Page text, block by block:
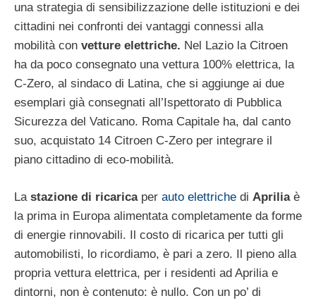
una strategia di sensibilizzazione delle istituzioni e dei
cittadini nei confronti dei vantaggi connessi alla
mobilità con vetture elettriche. Nel Lazio la Citroen
ha da poco consegnato una vettura 100% elettrica, la
C-Zero, al sindaco di Latina, che si aggiunge ai due
esemplari già consegnati all’Ispettorato di Pubblica
Sicurezza del Vaticano. Roma Capitale ha, dal canto
suo, acquistato 14 Citroen C-Zero per integrare il
piano cittadino di eco-mobilità.
La stazione di ricaricaper auto elettriche di Apriliaè
la prima in Europa alimentata completamente da forme
di energie rinnovabili. Il costo di ricarica per tutti gli
automobilisti, lo ricordiamo, è pari a zero. Il pieno alla
propria vettura elettrica, per i residenti ad Aprilia e
dintorni, non è contenuto: è nullo. Con un po’ di